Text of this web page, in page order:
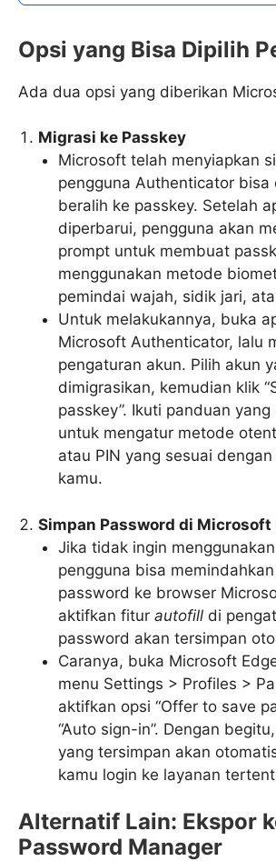
Opsi yang Bisa Dipilih
Ada dua opsi yang diberikan
Migrasi ke Passkey
Microsoft telah menyiapkan
pengguna Authenticator bisa
beralih ke passkey. Setelah
diperbarui, pengguna akan
prompt untuk membuat
menggunakan metode
pemindai wajah, sidik jari,
Untuk melakukannya, buka
Microsoft Authenticator, lalu
pengaturan akun. Pilih akun
dimigrasikan, kemudian klik
passkey”. Ikuti panduan
untuk mengatur metode
atau PIN yang sesuai
kamu.
Simpan Password di Microsoft
Jika tidak ingin
pengguna bisa
password ke browser
aktifkan fiturautofill di
password akan tersimpan
Caranya, buka Microsoft
menu Settings > Profiles >
aktifkan opsi “Offer to save
“Auto sign-in”. Dengan
yang tersimpan akan
kamu login ke layanan
Alternatif Lain: Ekspor
Password Manager